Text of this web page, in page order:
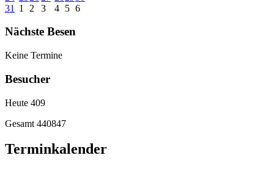
31
1 2 3 4 5 6
Nächste Besen
Keine Termine
Besucher
Heute 409
Gesamt 440847
Terminkalender